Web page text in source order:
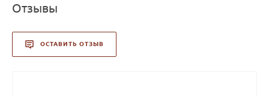
Отзывы
ОСТАВИТЬ ОТЗЫВ